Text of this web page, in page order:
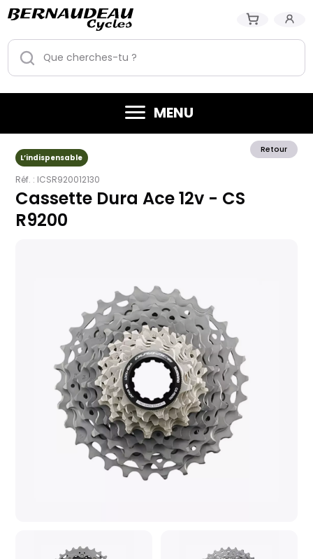
MENU
Retour
L’indispensable
Réf. : ICSR920012130
Cassette Dura Ace 12v - CS
R9200